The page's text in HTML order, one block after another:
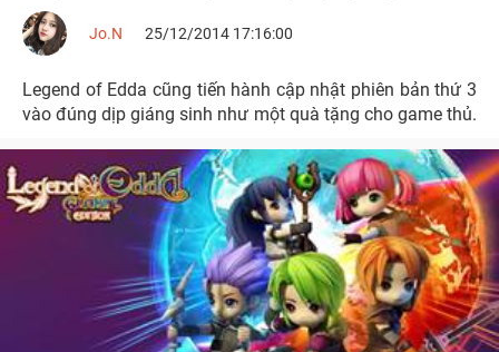
Jo.N 25/12/2014 17:16:00
Legend of Edda cũng tiến hành cập nhật phiên bản thứ 3
vào đúng dịp giáng sinh như một quà tặng cho game thủ.